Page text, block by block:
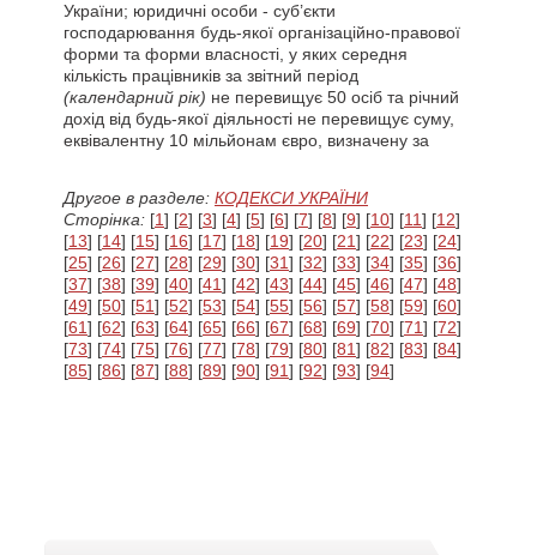
України; юридичні особи - суб’єкти
господарювання будь-якої організаційно-правової
форми та форми власності, у яких середня
кількість працівників за звітний період
(календарний рік) не перевищує 50 осіб та річний
дохід від будь-якої діяльності не перевищує суму,
еквівалентну 10 мільйонам євро, визначену за
Другое в разделе: КОДЕКСИ УКРАЇНИ
Сторінка: [1] [2] [3] [4] [5] [6] [7] [8] [9] [10] [11] [12]
[13] [14] [15] [16] [17] [18] [19] [20] [21] [22] [23] [24]
[25] [26] [27] [28] [29] [30] [31] [32] [33] [34] [35] [36]
[37] [38] [39] [40] [41] [42] [43] [44] [45] [46] [47] [48]
[49] [50] [51] [52] [53] [54] [55] [56] [57] [58] [59] [60]
[61] [62] [63] [64] [65] [66] [67] [68] [69] [70] [71] [72]
[73] [74] [75] [76] [77] [78] [79] [80] [81] [82] [83] [84]
[85] [86] [87] [88] [89] [90] [91] [92] [93] [94]